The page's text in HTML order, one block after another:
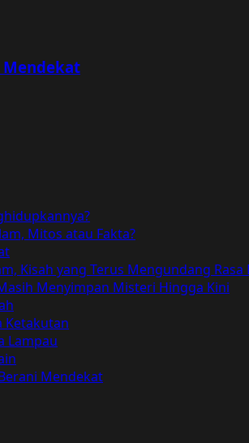
Mendekat
Mitos atau Fakta?
Kisah yang Terus Mengundang Rasa
Menyimpan Misteri Hingga Kini
Ketakutan
Lampau
Mendekat